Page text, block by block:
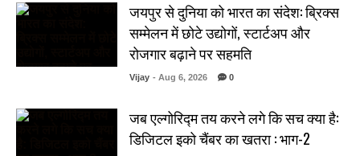
जयपुर से दुनिया को भारत का संदेश: ब्रिक्स
सम्मेलन में छोटे उद्योगों, स्टार्टअप और
रोजगार बढ़ाने पर सहमति
Vijay - Aug 6, 2026 0
जब एल्गोरिद्म तय करने लगे कि सच क्या है:
डिजिटल इको चैंबर का खतरा : भाग-2